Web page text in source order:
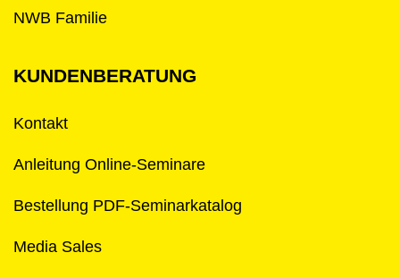
NWB Familie
KUNDENBERATUNG
Kontakt
Anleitung Online-Seminare
Bestellung PDF-Seminarkatalog
Media Sales